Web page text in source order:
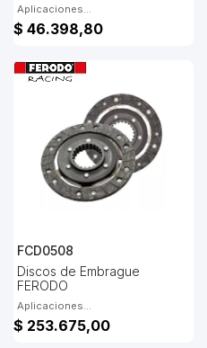
Aplicaciones...
$ 46.398,80
FCD0508
Discos de Embrague
FERODO
Aplicaciones...
$ 253.675,00